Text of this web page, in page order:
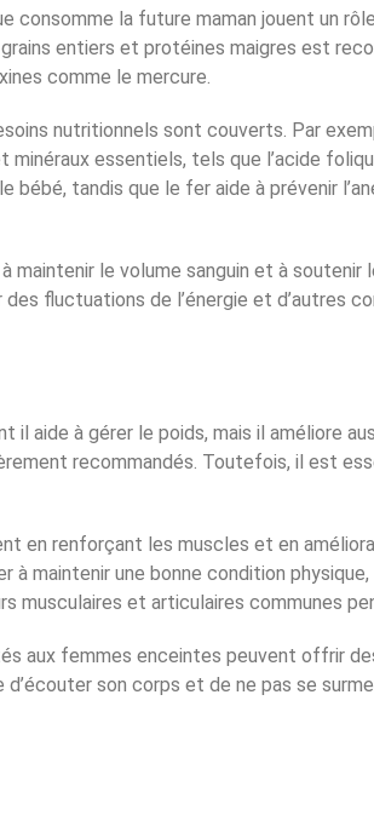
la future maman jouent un
entiers et protéines maigres est
comme le mercure.
nutritionnels sont couverts. Par
essentiels, tels que l’acide
tandis que le fer aide à prévenir
maintenir le volume sanguin et à
fluctuations de l’énergie et d’autres
aide à gérer le poids, mais il améliore
recommandés. Toutefois, il est
en renforçant les muscles et en
maintenir une bonne condition
musculaires et articulaires communes
aux femmes enceintes peuvent offrir
son corps et de ne pas se